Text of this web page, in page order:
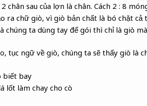
chân sau của lợn là chân. Cách 2 : 8
ra chữ giò, vì giò bản chất là bó chặt
chúng ta dùng tay để gói thì chỉ là giò
tục ngữ về giò, chúng ta sẽ thấy giò là
biết bay
lốt làm chay cho cò